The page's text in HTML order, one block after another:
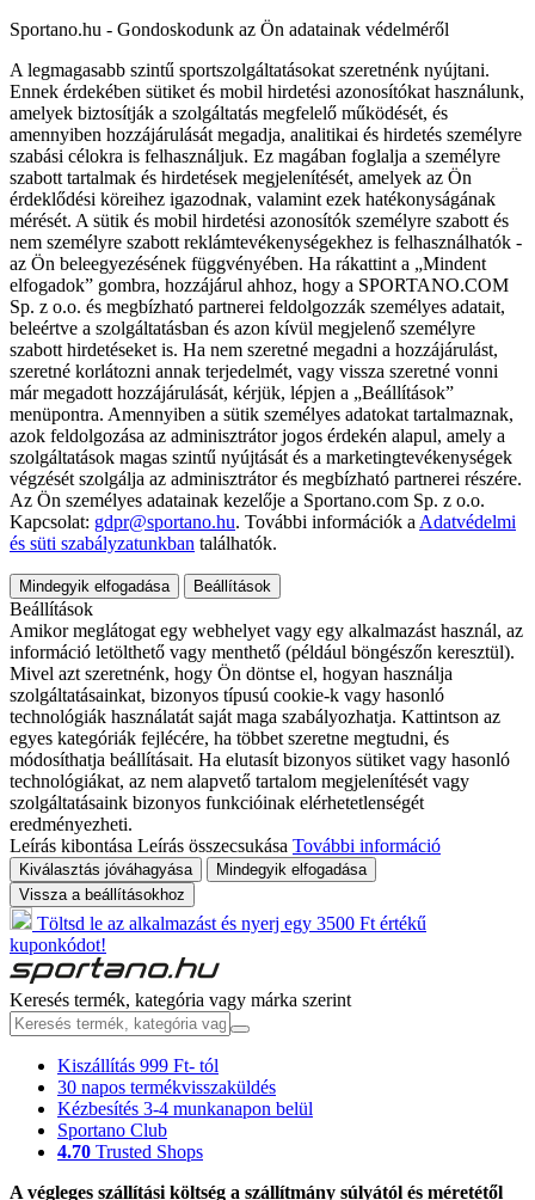
Sportano.hu - Gondoskodunk az Ön adatainak védelméről
A legmagasabb szintű sportszolgáltatásokat szeretnénk nyújtani.
Ennek érdekében sütiket és mobil hirdetési azonosítókat használunk,
amelyek biztosítják a szolgáltatás megfelelő működését, és
amennyiben hozzájárulását megadja, analitikai és hirdetés személyre
szabási célokra is felhasználjuk. Ez magában foglalja a személyre
szabott tartalmak és hirdetések megjelenítését, amelyek az Ön
érdeklődési köreihez igazodnak, valamint ezek hatékonyságának
mérését. A sütik és mobil hirdetési azonosítók személyre szabott és
nem személyre szabott reklámtevékenységekhez is felhasználhatók -
az Ön beleegyezésének függvényében. Ha rákattint a „Mindent
elfogadok” gombra, hozzájárul ahhoz, hogy a SPORTANO.COM
Sp. z o.o. és megbízható partnerei feldolgozzák személyes adatait,
beleértve a szolgáltatásban és azon kívül megjelenő személyre
szabott hirdetéseket is. Ha nem szeretné megadni a hozzájárulást,
szeretné korlátozni annak terjedelmét, vagy vissza szeretné vonni
már megadott hozzájárulását, kérjük, lépjen a „Beállítások”
menüpontra. Amennyiben a sütik személyes adatokat tartalmaznak,
azok feldolgozása az adminisztrátor jogos érdekén alapul, amely a
szolgáltatások magas szintű nyújtását és a marketingtevékenységek
végzését szolgálja az adminisztrátor és megbízható partnerei részére.
Az Ön személyes adatainak kezelője a Sportano.com Sp. z o.o.
Kapcsolat: gdpr@sportano.hu. További információk a Adatvédelmi
és süti szabályzatunkban találhatók.
Mindegyik elfogadása Beállítások
Beállítások
Amikor meglátogat egy webhelyet vagy egy alkalmazást használ, az
információ letölthető vagy menthető (például böngészőn keresztül).
Mivel azt szeretnénk, hogy Ön döntse el, hogyan használja
szolgáltatásainkat, bizonyos típusú cookie-k vagy hasonló
technológiák használatát saját maga szabályozhatja. Kattintson az
egyes kategóriák fejlécére, ha többet szeretne megtudni, és
módosíthatja beállításait. Ha elutasít bizonyos sütiket vagy hasonló
technológiákat, az nem alapvető tartalom megjelenítését vagy
szolgáltatásaink bizonyos funkcióinak elérhetetlenségét
eredményezheti.
Leírás kibontása Leírás összecsukása További információ
Kiválasztás jóváhagyása
Mindegyik elfogadása
Vissza a beállításokhoz
Töltsd le az alkalmazást és nyerj egy 3500 Ft értékű
kuponkódot!
Keresés termék, kategória vagy márka szerint
Kiszállítás 999 Ft- tól
30 napos termékvisszaküldés
Kézbesítés 3-4 munkanapon belül
Sportano Club
4.70 Trusted Shops
A végleges szállítási költség a szállítmány súlyától és méretétől